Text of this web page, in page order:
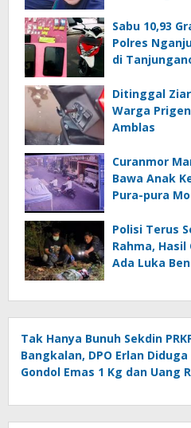
Sabu 10,93
Polres
di
Ditinggal
Warga
Amblas
Curanmor
Bawa Anak
Pura-pura
Polisi Terus
Rahma,
Ada Luka
Tak Hanya Bunuh Sekdin
Bangkalan, DPO Erlan Diduga
Gondol Emas 1 Kg dan Uang